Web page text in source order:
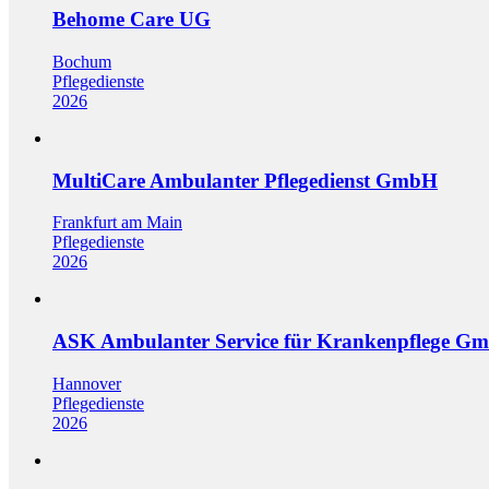
Behome Care UG
Bochum
Pflegedienste
2026
MultiCare Ambulanter Pflegedienst GmbH
Frankfurt am Main
Pflegedienste
2026
ASK Ambulanter Service für Krankenpflege
Hannover
Pflegedienste
2026